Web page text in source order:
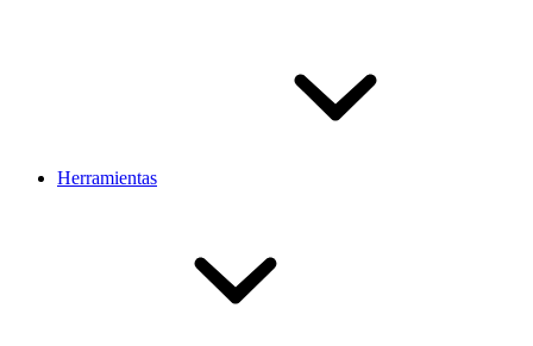
Herramientas